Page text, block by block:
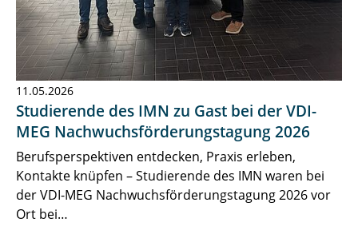
11.05.2026
Studierende des IMN zu Gast bei der VDI-
MEG Nachwuchsförderungstagung 2026
Berufsperspektiven entdecken, Praxis erleben,
Kontakte knüpfen – Studierende des IMN waren bei
der VDI-MEG Nachwuchsförderungstagung 2026 vor
Ort bei…